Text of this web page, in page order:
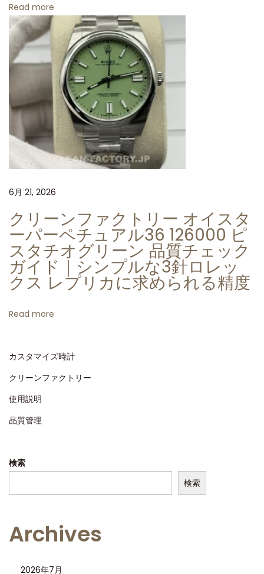
密
な
魅
力
リ
ー
ン
ァ
ト
リ
ー
か
ら
の
た
：
デ
イ
ル
ン
0
Read more
6月 21, 2026
クリーンファクトリー オイスタ
ーパーペチュアル36 126000 ピ
スタチオグリーン 品質チェック
ガイド｜シンプルな3針ロレッ
クス レプリカに求められる精度
Read more
カスタマイズ時計
クリーンファクトリー
使用説明
品質管理
検索
検索
Archives
2026年7月